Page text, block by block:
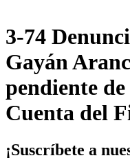
3-74
Gayán
pendiente
Cuenta del
¡Suscríbete a